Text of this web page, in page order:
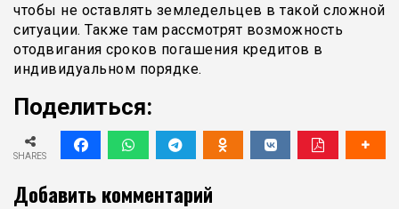
чтобы не оставлять земледельцев в такой сложной
ситуации. Также там рассмотрят возможность
отодвигания сроков погашения кредитов в
индивидуальном порядке.
Поделиться:
SHARES
Добавить комментарий